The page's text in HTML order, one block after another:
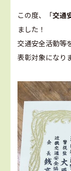
この度、「交通
ました！
交通安全活動等
表彰対象になり